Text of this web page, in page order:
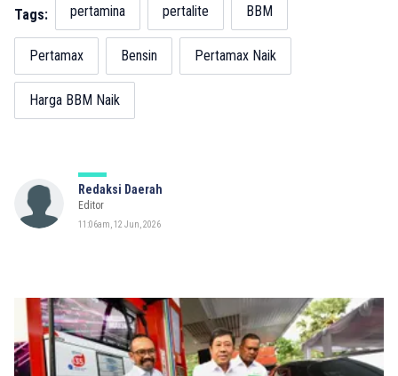
Tags: pertamina pertalite BBM
Pertamax Bensin Pertamax Naik
Harga BBM Naik
Redaksi Daerah
Editor
11:06am, 12 Jun, 2026